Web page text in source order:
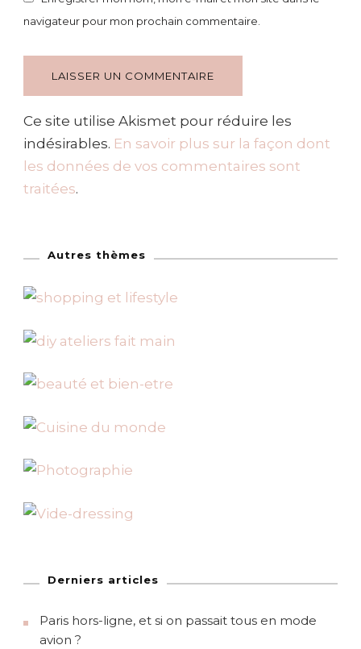
navigateur pour mon prochain commentaire.
Ce site utilise Akismet pour réduire les
indésirables. En savoir plus sur la façon dont
les données de vos commentaires sont
traitées.
Autres thèmes
Derniers articles
Paris hors-ligne, et si on passait tous en mode
avion ?